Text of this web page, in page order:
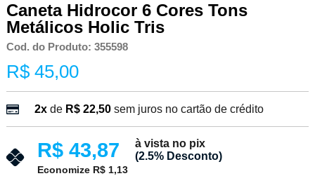
Caneta Hidrocor 6 Cores Tons
Metálicos Holic Tris
Cod. do Produto: 355598
R$ 45,00
2xde R$ 22,50 sem juros no cartão de crédito
R$ 43,87
à vista no pix
(2.5% Desconto)
Economize R$ 1,13